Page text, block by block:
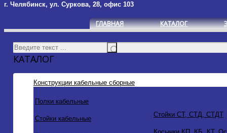
г. Челябинск, ул. Суркова, 28, офис 103
ГЛАВНАЯ КАТАЛОГ
КАТАЛОГ
Конструкции кабельные сборные
Полки кабельные
Стойки кабельные
Стойки СТ, СТД, СТДТ